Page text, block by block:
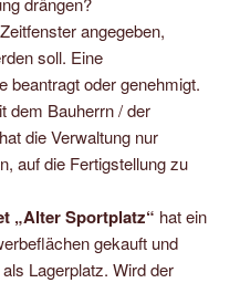
angegeben,
soll. Eine
beantragt oder genehmigt.
dem Bauherrn / der
die Verwaltung nur
auf die Fertigstellung zu
„Alter Sportplatz“ hat ein
gekauft und
Lagerplatz. Wird der